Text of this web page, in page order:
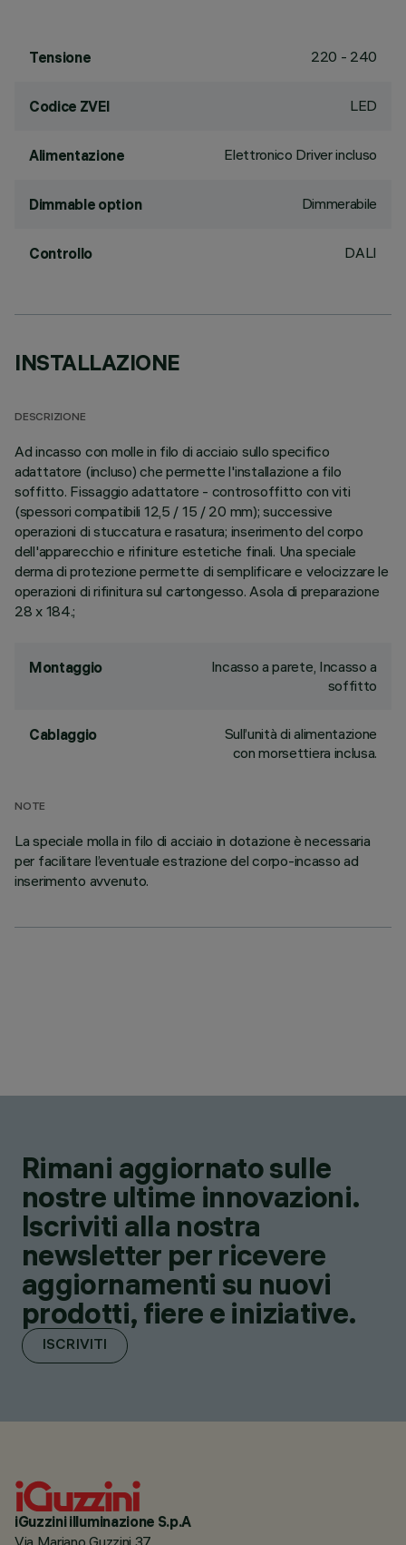
Tensione 220 - 240
Codice ZVEI LED
Alimentazione Elettronico Driver incluso
Dimmable option Dimmerabile
Controllo DALI
INSTALLAZIONE
DESCRIZIONE
Ad incasso con molle in filo di acciaio sullo specifico
adattatore (incluso) che permette l'installazione a filo
soffitto. Fissaggio adattatore - controsoffitto con viti
(spessori compatibili 12,5 / 15 / 20 mm); successive
operazioni di stuccatura e rasatura; inserimento del corpo
dell'apparecchio e rifiniture estetiche finali. Una speciale
derma di protezione permette di semplificare e velocizzare le
operazioni di rifinitura sul cartongesso. Asola di preparazione
28 x 184.;
Montaggio
Incasso a parete, Incasso a
soffitto
Cablaggio
Sull’unità di alimentazione
con morsettiera inclusa.
NOTE
La speciale molla in filo di acciaio in dotazione è necessaria
per facilitare l’eventuale estrazione del corpo-incasso ad
inserimento avvenuto.
Rimani aggiornato sulle
nostre ultime innovazioni.
Iscriviti alla nostra
newsletter per ricevere
aggiornamenti su nuovi
prodotti, fiere e iniziative.
ISCRIVITI
iGuzzini illuminazione S.p.A
Via Mariano Guzzini 37